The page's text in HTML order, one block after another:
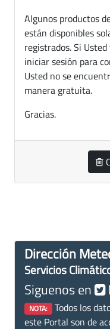
Algunos productos
están disponibles
registrados. Si
iniciar sesión para
Usted no se
manera gratuita.
Gracias.
Dirección
Servicios
Siguenos en
NOTA: Todos los
este Portal son de